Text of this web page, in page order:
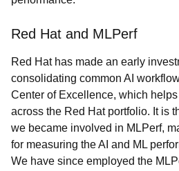
Red Hat and MLPerf
Red Hat has made an early
consolidating common AI
Center of Excellence, which
across the Red Hat portfolio. It is
we became involved in MLPerf,
for measuring the AI and ML
We have since employed the